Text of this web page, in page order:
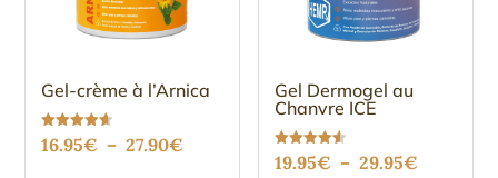
Gel-crème à l’Arnica
Note
4.61
16.95€ – 27.90€
Gel Dermogel au
Chanvre ICE
Note
4.51
19.95€ – 29.95€